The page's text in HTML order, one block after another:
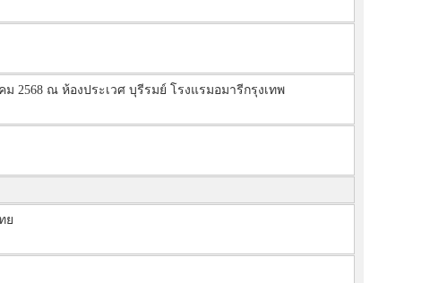
2568 ณ ห้องประเวศ บุรีรมย์ โรงแรมอมารีกรุงเทพ
ย